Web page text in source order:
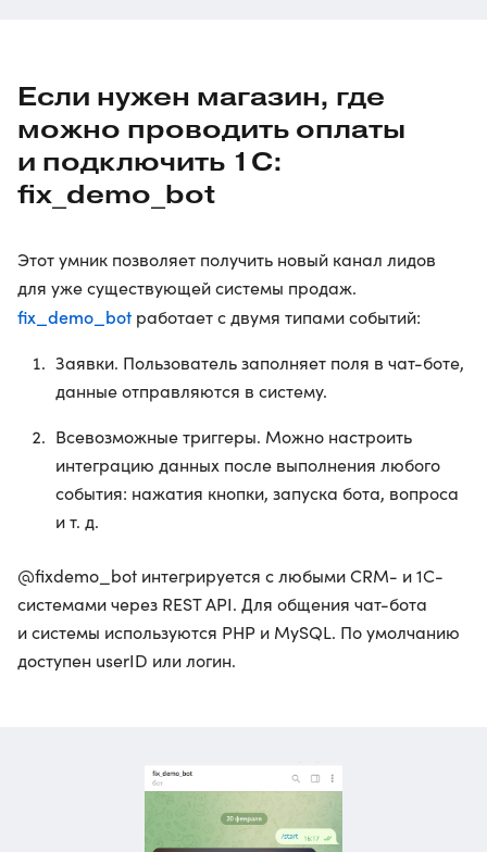
Если нужен магазин, где
можно проводить оплаты
и подключить 1С:
fix_demo_bot
Этот умник позволяет получить новый канал лидов
для уже существующей системы продаж.
fix_demo_bot работает с двумя типами событий:
Заявки. Пользователь заполняет поля в чат-боте,
данные отправляются в систему.
Всевозможные триггеры. Можно настроить
интеграцию данных после выполнения любого
события: нажатия кнопки, запуска бота, вопроса
и т. д.
@fixdemo_bot интегрируется с любыми CRM- и 1C-
системами через REST API. Для общения чат-бота
и системы используются PHP и MySQL. По умолчанию
доступен userID или логин.